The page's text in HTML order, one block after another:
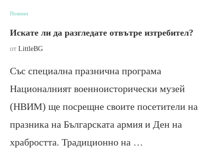
Новини
Искате ли да разгледате отвътре изтребител?
от LittleBG
Със специална празнична програма
Националният военноисторически музей
(НВИМ) ще посрещне своите посетители на
празника на Българската армия и Ден на
храбростта. Традиционно на …